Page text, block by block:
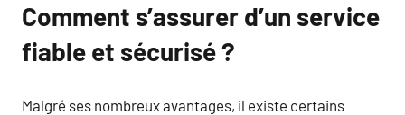
Comment s’assurer d’un service
fiable et sécurisé ?
Malgré ses nombreux avantages, il existe certains